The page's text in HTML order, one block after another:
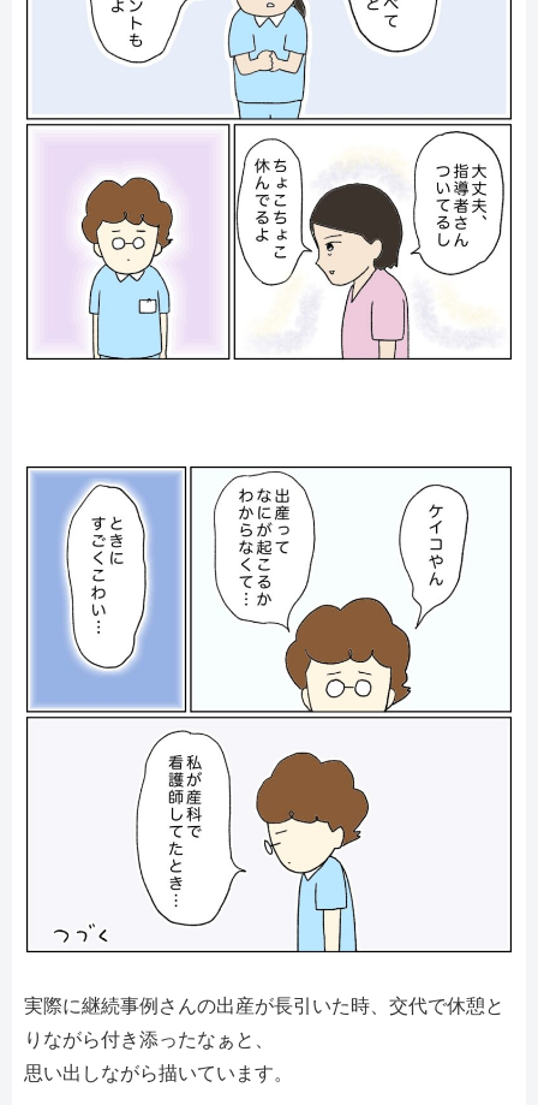
実際に継続事例さんの出産が長引いた時、交代で休憩と
りながら付き添ったなぁと、
思い出しながら描いています。